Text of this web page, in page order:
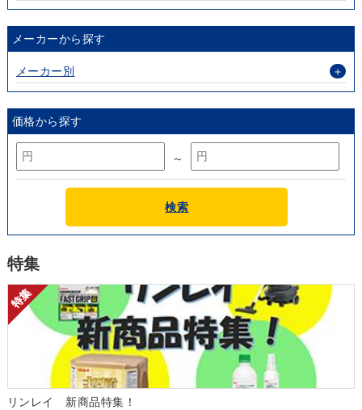
メーカーから探す
メーカー別 ＋
価格から探す
～
検索
特集
リンレイ 新商品特集！